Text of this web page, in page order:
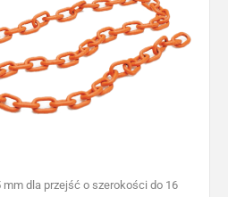
mm dla przejść o szerokości do 16